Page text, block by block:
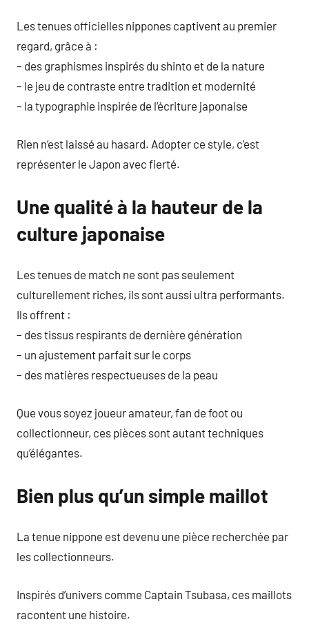
Les tenues officielles nippones captivent au premier
regard, grâce à :
– des graphismes inspirés du shinto et de la nature
– le jeu de contraste entre tradition et modernité
– la typographie inspirée de l’écriture japonaise
Rien n’est laissé au hasard. Adopter ce style, c’est
représenter le Japon avec fierté.
Une qualité à la hauteur de la
culture japonaise
Les tenues de match ne sont pas seulement
culturellement riches, ils sont aussi ultra performants.
Ils offrent :
– des tissus respirants de dernière génération
– un ajustement parfait sur le corps
– des matières respectueuses de la peau
Que vous soyez joueur amateur, fan de foot ou
collectionneur, ces pièces sont autant techniques
qu’élégantes.
Bien plus qu’un simple maillot
La tenue nippone est devenu une pièce recherchée par
les collectionneurs.
Inspirés d’univers comme Captain Tsubasa, ces maillots
racontent une histoire.